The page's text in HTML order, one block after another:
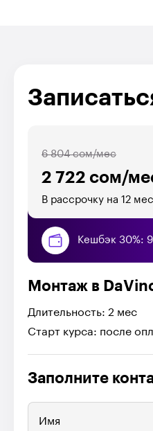
2 722 сом/
6 804 сом/мес
В рассрочку на 12 мес
Кешбэк 30%:
Монтаж в
Длительность: 2 мес
Старт курса: после
Заполните
Имя